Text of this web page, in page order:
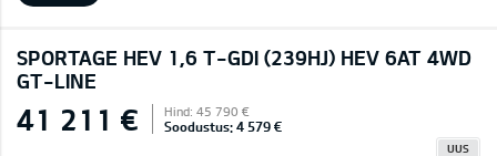
SPORTAGE HEV 1,6 T-GDI (239HJ) HEV 6AT 4WD
GT-LINE
41 211 € Hind: 45 790 €
Soodustus: 4 579 €
UUS